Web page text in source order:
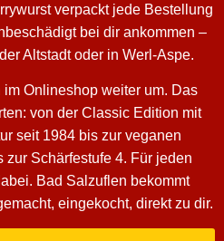
verpackt jede Bestellung
bei dir ankommen –
Altstadt oder in Werl-Aspe.
Onlineshop weiter um. Das
von der Classic Edition mit
seit 1984 bis zur veganen
zur Schärfestufe 4. Für jeden
Bad Salzuflen bekommt
eingekocht, direkt zu dir.